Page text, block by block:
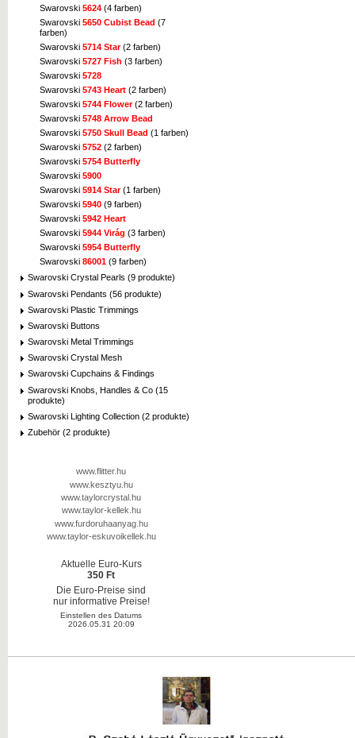
Swarovski 5624 (4 farben)
Swarovski 5650 Cubist Bead (7
farben)
Swarovski 5714 Star(2 farben)
Swarovski 5727 Fish (3 farben)
Swarovski 5728
Swarovski 5743 Heart (2 farben)
Swarovski 5744 Flower(2 farben)
Swarovski 5748 Arrow Bead
Swarovski 5750 Skull Bead (1 farben)
Swarovski 5752 (2 farben)
Swarovski 5754 Butterfly
Swarovski 5900
Swarovski 5914 Star(1 farben)
Swarovski 5940 (9 farben)
Swarovski 5942 Heart
Swarovski 5944 Virág (3 farben)
Swarovski 5954 Butterfly
Swarovski 86001 (9 farben)
Swarovski Crystal Pearls (9 produkte)
Swarovski Pendants (56 produkte)
Swarovski Plastic Trimmings
Swarovski Buttons
Swarovski Metal Trimmings
Swarovski Crystal Mesh
Swarovski Cupchains & Findings
Swarovski Knobs, Handles & Co (15
produkte)
Swarovski Lighting Collection (2 produkte)
Zubehör (2 produkte)
www.flitter.hu
www.kesztyu.hu
www.taylorcrystal.hu
www.taylor-kellek.hu
www.furdoruhaanyag.hu
www.taylor-eskuvoikellek.hu
Aktuelle Euro-Kurs
350 Ft
Die Euro-Preise sind
nur informative Preise!
Einstellen des Datums
2026.05.31 20:09